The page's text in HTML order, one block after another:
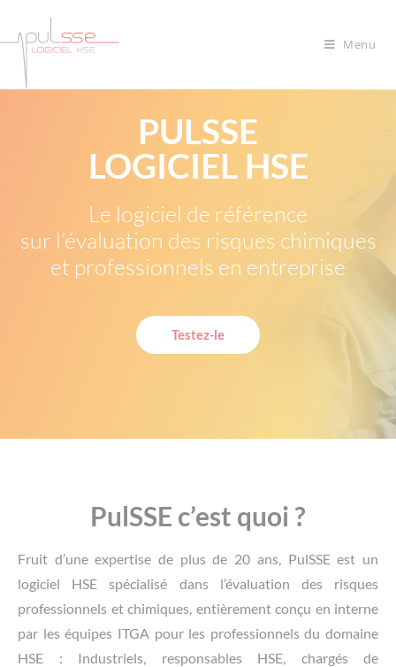
Menu
PULSSE
LOGICIEL HSE
Le logiciel de référence
sur l’évaluation des risques chimiques
et professionnels en entreprise
Testez-le
PulSSE c’est quoi ?
Fruit d’une expertise de plus de 20 ans, PulSSE est un
logiciel HSE spécialisé dans l’évaluation des risques
professionnels et chimiques, entièrement conçu en interne
par les équipes ITGA pour les professionnels du domaine
HSE : Industriels, responsables HSE, chargés de